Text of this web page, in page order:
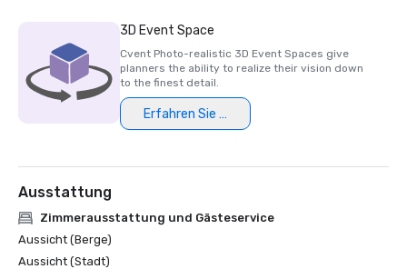
3D Event Space
Cvent Photo-realistic 3D Event Spaces give
planners the ability to realize their vision down
to the finest detail.
Erfahren Sie mehr
Ausstattung
Zimmerausstattung und Gästeservice
Aussicht (Berge)
Aussicht (Stadt)